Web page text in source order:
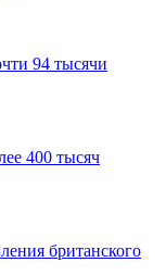
94 тысячи
400 тысяч
британского